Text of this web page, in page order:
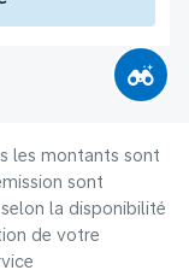
les montants sont
sont
la disponibilité
de votre